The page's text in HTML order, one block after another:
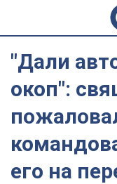
"Дали
окоп":
его на